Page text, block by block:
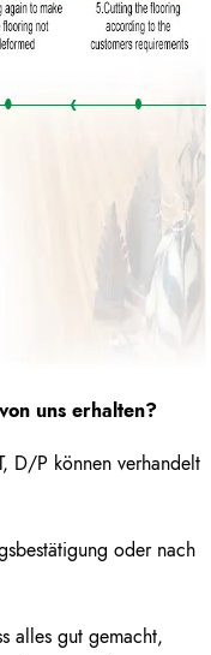
uns erhalten?
D/P können verhandelt
oder nach
alles gut gemacht,